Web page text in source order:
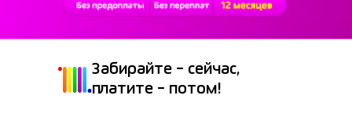
Забирайте - сейчас,
платите - потом!